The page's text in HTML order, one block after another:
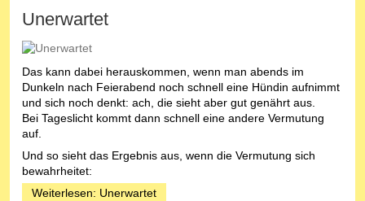
Unerwartet
Das kann dabei herauskommen, wenn man abends im
Dunkeln nach Feierabend noch schnell eine Hündin aufnimmt
und sich noch denkt: ach, die sieht aber gut genährt aus.
Bei Tageslicht kommt dann schnell eine andere Vermutung
auf.
Und so sieht das Ergebnis aus, wenn die Vermutung sich
bewahrheitet:
Weiterlesen: Unerwartet